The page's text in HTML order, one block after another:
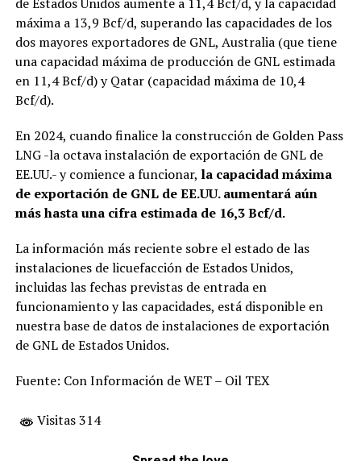
máxima a 13,9 Bcf/d, superando las capacidades de los
dos mayores exportadores de GNL, Australia (que tiene
una capacidad máxima de producción de GNL estimada
en 11,4 Bcf/d) y Qatar (capacidad máxima de 10,4
Bcf/d).
En 2024, cuando finalice la construcción de Golden Pass
LNG -la octava instalación de exportación de GNL de
EE.UU.- y comience a funcionar, la capacidad máxima
de exportación de GNL de EE.UU. aumentará aún
más hasta una cifra estimada de 16,3 Bcf/d.
La información más reciente sobre el estado de las
instalaciones de licuefacción de Estados Unidos,
incluidas las fechas previstas de entrada en
funcionamiento y las capacidades, está disponible en
nuestra base de datos de instalaciones de exportación
de GNL de Estados Unidos.
Fuente: Con Información de WET – Oil TEX
Visitas 314